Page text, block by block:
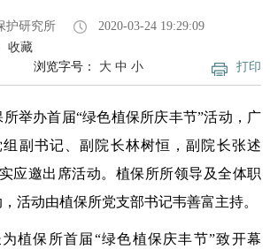
护研究所
2020-03-24 19:29:09
收藏
打印
浏览字号： 大 中 小
所举办首届“绿色植保所庆丰节”活动，广
副书记、副院长林树恒，副院长张述
应邀出席活动。植保所所领导及全体职
活动由植保所党支部书记韦善富主持。
植保所首届“绿色植保庆丰节”致开幕